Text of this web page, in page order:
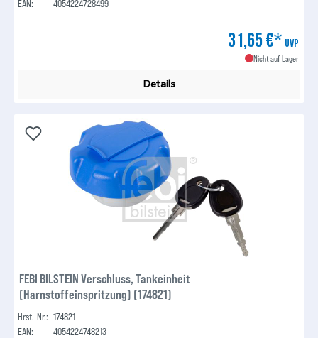
EAN: 4054224728499
31,65 €* UVP
Nicht auf Lager
Details
FEBI BILSTEIN Verschluss, Tankeinheit
(Harnstoffeinspritzung) (174821)
Hrst.-Nr.: 174821
EAN:
4054224748213